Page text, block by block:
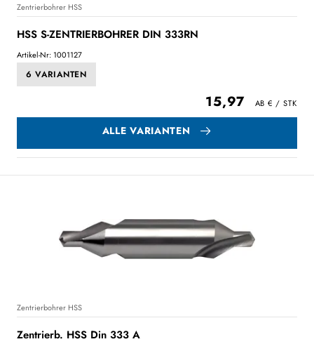
Zentrierbohrer HSS
HSS S-ZENTRIERBOHRER DIN 333RN
Artikel-Nr: 1001127
6 VARIANTEN
15,97
ALLE VARIANTEN
Zentrierbohrer HSS
Zentrierb. HSS Din 333 A